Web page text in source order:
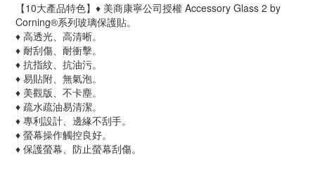
【10大產品特色】♦ 美商康寧公司授權 Accessory Glass 2 by
Corning®系列玻璃保護貼。
♦ 高透光、高清晰。
♦ 耐刮傷、耐衝擊。
♦ 抗指紋、抗油污。
♦ 易貼附、無氣泡。
♦ 美觀版、不卡塵。
♦ 疏水疏油易清潔。
♦ 專利設計、邊緣不刮手。
♦ 螢幕操作觸控良好。
♦ 保護螢幕、防止螢幕刮傷。